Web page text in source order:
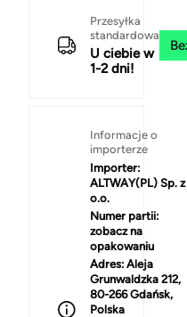
Przesyłka
standardowa
U ciebie w
1-2 dni!
Informacje o
importerze
Importer:
ALTWAY(PL) Sp. z
o.o.
Numer partii:
zobacz na
opakowaniu
Adres: Aleja
Grunwaldzka 212,
80-266 Gdańsk,
Polska